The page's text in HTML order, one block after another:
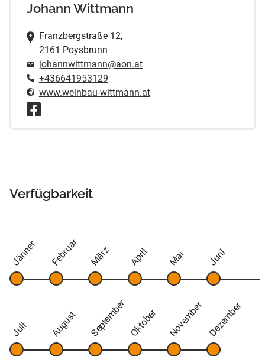
Johann Wittmann
Franzbergstraße 12,
2161 Poysbrunn
johannwittmann@aon.at
+436641953129
www.weinbau-wittmann.at
Verfügbarkeit
Jänner Februar März April Mai Juni
Juli August September Oktober November Dezember